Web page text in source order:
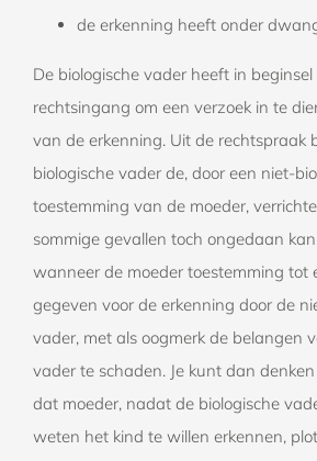
de erkenning heeft onder
De biologische vader heeft in
rechtsingang om een verzoek in te
van de erkenning. Uit de rechtspraak
biologische vader de, door een niet-
toestemming van de moeder,
sommige gevallen toch ongedaan
wanneer de moeder toestemming tot
gegeven voor de erkenning door de
vader, met als oogmerk de belangen
vader te schaden. Je kunt dan
dat moeder, nadat de biologische
weten het kind te willen erkennen,